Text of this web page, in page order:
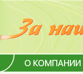
О КОМПАНИИ